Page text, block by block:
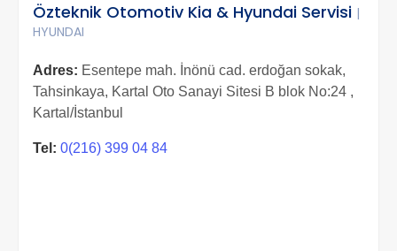
Özteknik Otomotiv Kia & Hyundai Servisi |
HYUNDAI
Adres: Esentepe mah. İnönü cad. erdoğan sokak,
Tahsinkaya, Kartal Oto Sanayi Sitesi B blok No:24 ,
Kartal/İstanbul
Tel: 0(216) 399 04 84